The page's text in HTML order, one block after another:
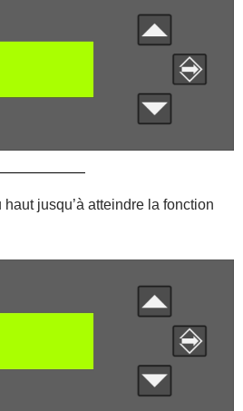
jusqu’à atteindre la fonction